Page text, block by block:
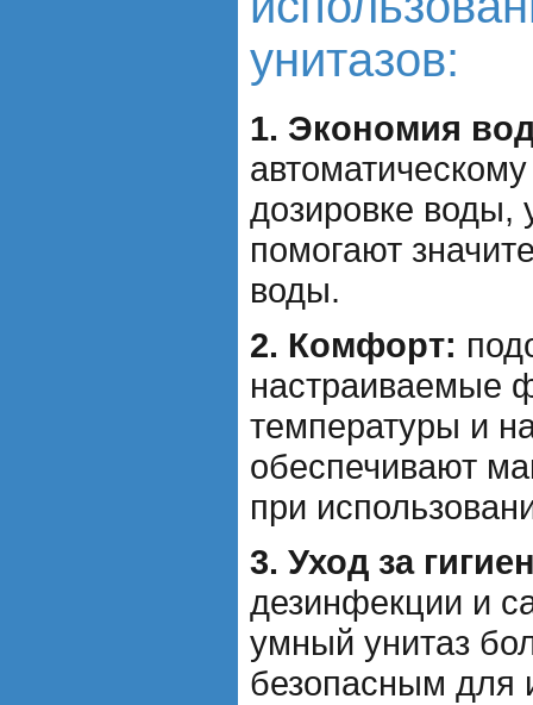
унитазов:
1. Экономия
дозировке воды,
помогают
воды.
2. Комфорт:
настраиваемые
температуры и
обеспечивают
при
3. Уход за
дезинфекции и
умный унитаз
безопасным для